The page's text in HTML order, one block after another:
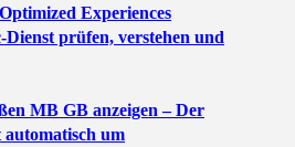
Experiences
Dienst prüfen, verstehen und
MB GB anzeigen – Der
um